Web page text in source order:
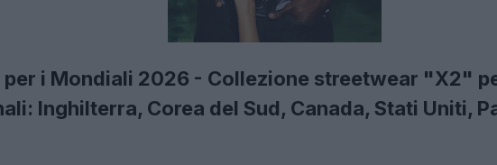
i Mondiali 2026 - Collezione streetwear "X2"
Inghilterra, Corea del Sud, Canada, Stati Uniti,